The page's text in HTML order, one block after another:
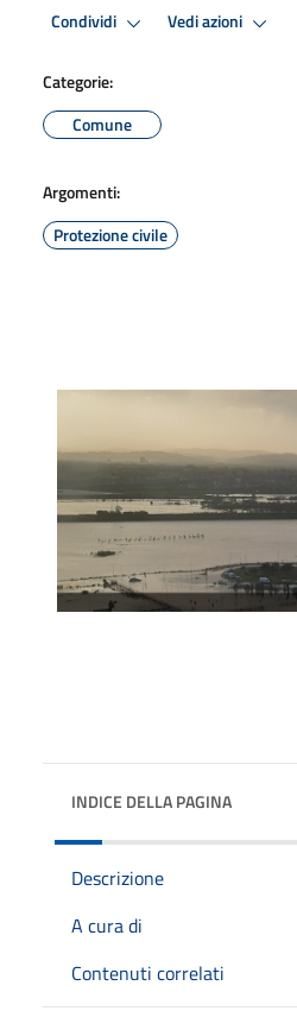
Condividi Vedi azioni
Categorie:
Comune
Argomenti:
Protezione civile
INDICE DELLA PAGINA
Descrizione
A cura di
Contenuti correlati